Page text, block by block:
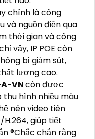
chính là công
và nguồn điện qua
thời gian và công
vậy, IP POE còn
bị giảm sút,
lượng cao.
VNcòn được
hình nhiều màu
nén video tiên
giúp tiết
®️Chắc chắn rằng